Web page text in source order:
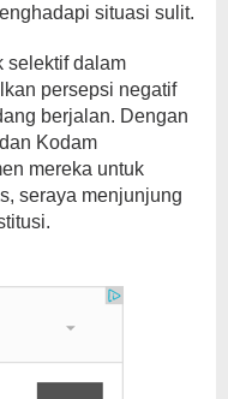
situasi sulit.
selektif dalam
persepsi negatif
berjalan. Dengan
Kodam
mereka untuk
seraya menjunjung